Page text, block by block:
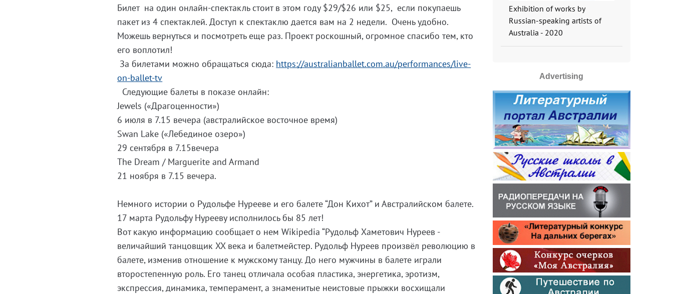
Билет на один онлайн-спектакль стоит в этом году $29/$26 или $25, если покупаешь
пакет из 4 спектаклей. Доступ к спектаклю дается вам на 2 недели. Очень удобно.
Можешь вернуться и посмотреть еще раз. Проект роскошный, огромное спасибо тем, кто
его воплотил!
За билетами можно обращаться сюда: https://australianballet.com.au/performances/live-
on-ballet-tv
Следующие балеты в показе онлайн:
Jewels («Драгоценности»)
6 июля в 7.15 вечера (австралийское восточное время)
Swan Lake («Лебединое озеро»)
29 сентября в 7.15вечера
The Dream / Marguerite and Armand
21 ноября в 7.15 вечера.
Немного истории о Рудольфе Нурееве и его балете “Дон Кихот” и Австралийском балете.
17 марта Рудольфу Нурееву исполнилось бы 85 лет!
Вот какую информацию сообщает о нем Wikipedia “Рудольф Хаметович Нуреев -
величайший танцовщик XX века и балетмейстер. Рудольф Нуреев произвёл революцию в
балете, изменив отношение к мужскому танцу. До него мужчины в балете играли
второстепенную роль. Его танец отличала особая пластика, энергетика, эротизм,
экспрессия, динамика, темперамент, а знаменитые неистовые прыжки восхищали
Exhibition of works by
Russian-speaking artists of
Australia - 2020
Advertising